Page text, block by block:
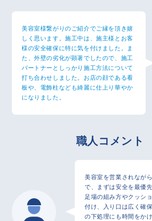
美容室様繋がりのご紹介でご縁を頂き嬉
しく思います。施工中は、施主様とお客
様の安全確保に特に気を付けました。ま
た、外壁の劣化が顕著でしたので、施工
パートナーとしっかり施工方法について
打ち合わせしました。お店の顔である看
板や、電飾柱なども綺麗に仕上り華やか
になりました。
職人コメント
美容室を営業されなが
で、まずは安全を最優
足場の組み方やクッシ
付け、入り口は広く確
の下処理にも時間をか